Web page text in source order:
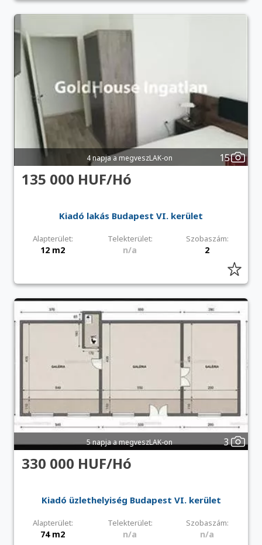
4 napja a megveszLAK-on 15
135 000 HUF/Hó
Kiadó lakás Budapest VI. kerület
Alapterület: Telekterület: Szobaszám:
12 m2 n/a 2
5 napja a megveszLAK-on 3
330 000 HUF/Hó
Kiadó üzlethelyiség Budapest VI. kerület
Alapterület: Telekterület: Szobaszám:
74 m2 n/a n/a